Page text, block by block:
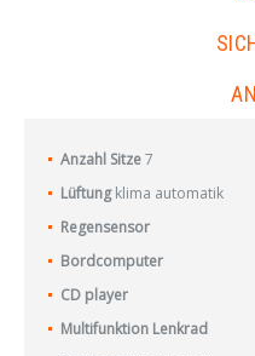
Anzahl Sitze 7
Lüftung klima automatik
Regensensor
Bordcomputer
CD player
Multifunktion Lenkrad